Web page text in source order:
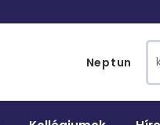
Neptun